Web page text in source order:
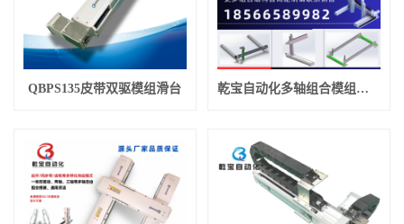
QBPS135皮带双驱模组滑台 乾宝自动化多轴组合模组滑台